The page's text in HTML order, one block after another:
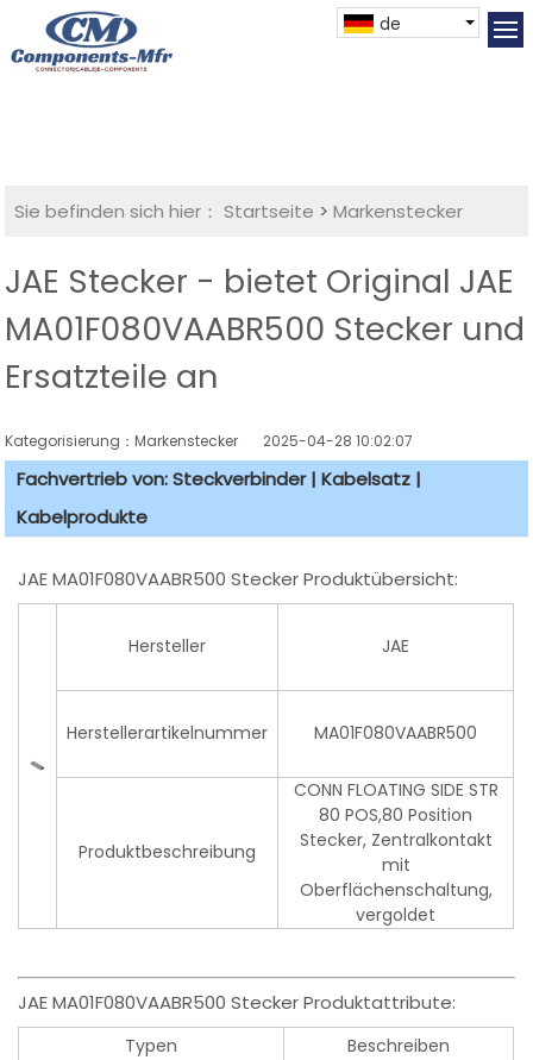
de
Sie befinden sich hier： Startseite >Markenstecker
JAE Stecker - bietet Original JAE
MA01F080VAABR500 Stecker und
Ersatzteile an
Kategorisierung：Markenstecker 2025-04-28 10:02:07
Fachvertrieb von: Steckverbinder | Kabelsatz |
Kabelprodukte
JAE MA01F080VAABR500 Stecker Produktübersicht:
Hersteller JAE
Herstellerartikelnummer MA01F080VAABR500
Produktbeschreibung
CONN FLOATING SIDE STR
80 POS,80 Position
Stecker, Zentralkontakt
mit
Oberflächenschaltung,
vergoldet
JAE MA01F080VAABR500 Stecker Produktattribute:
Typen Beschreiben